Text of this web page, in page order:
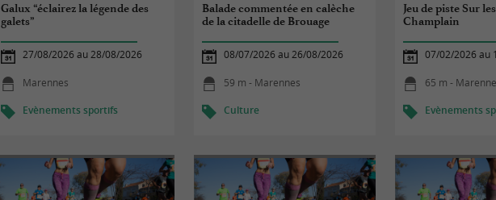
Galux “éclairez la légende des
galets”
27/08/2026 au 28/08/2026
Marennes
Evènements sportifs
Balade commentée en calèche
de la citadelle de Brouage
08/07/2026 au 26/08/2026
59 m - Marennes
Culture
Jeu de piste Sur
Champlain
07/02/2026 au
65 m -
Evènements